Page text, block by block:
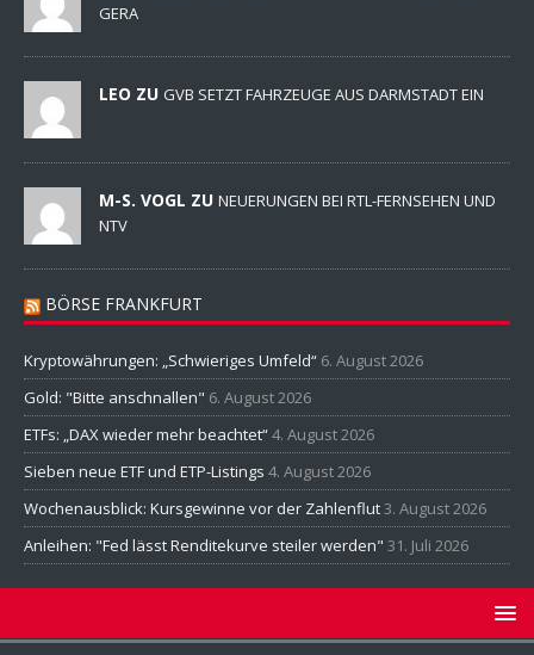
GERA
LEO ZU GVB SETZT FAHRZEUGE AUS DARMSTADT EIN
M-S. VOGL ZU NEUERUNGEN BEI RTL-FERNSEHEN UND
NTV
BÖRSE FRANKFURT
Kryptowährungen: „Schwieriges Umfeld“ 6. August 2026
Gold: "Bitte anschnallen" 6. August 2026
ETFs: „DAX wieder mehr beachtet“4. August 2026
Sieben neue ETF und ETP-Listings 4. August 2026
Wochenausblick: Kursgewinne vor der Zahlenflut3. August 2026
Anleihen: "Fed lässt Renditekurve steiler werden" 31. Juli 2026